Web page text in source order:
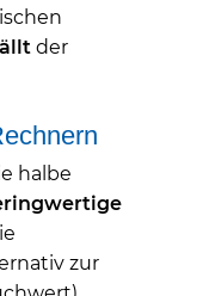
der
halbe
zur